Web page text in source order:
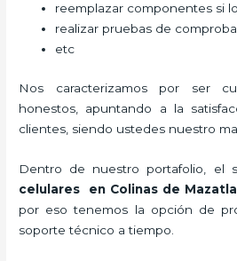
reemplazar componentes si
realizar pruebas de
etc
Nos caracterizamos por ser
honestos, apuntando a la
clientes, siendo ustedes nuestro
Dentro de nuestro portafolio, el
celulares en Colinas de
por eso tenemos la opción de
soporte técnico a tiempo.